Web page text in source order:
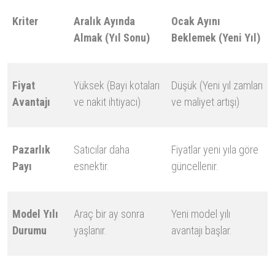
Kriter
Aralık Ayında
Almak (Yıl Sonu)
Ocak Ayını
Beklemek (Yeni Yıl)
Fiyat
Avantajı
Yüksek (Bayi kotaları
ve nakit ihtiyacı)
Düşük (Yeni yıl zamları
ve maliyet artışı)
Pazarlık
Payı
Satıcılar daha
esnektir.
Fiyatlar yeni yıla göre
güncellenir.
Model Yılı
Durumu
Araç bir ay sonra
yaşlanır.
Yeni model yılı
avantajı başlar.